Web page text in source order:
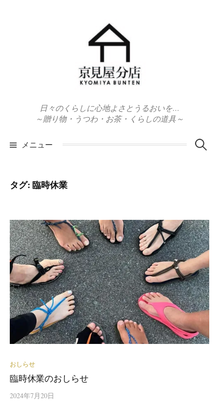
日々のくらしに心地よさとうるおいを…
～贈り物・うつわ・お茶・くらしの道具～
メニュー 検
タグ:臨時休業
おしらせ
臨時休業のおしらせ
2024年7月20日